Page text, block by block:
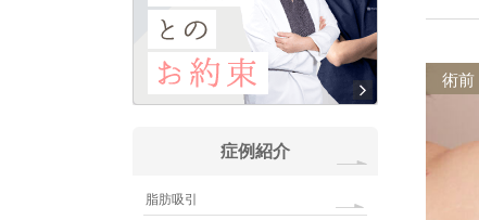
術前
症例紹介
脂肪吸引